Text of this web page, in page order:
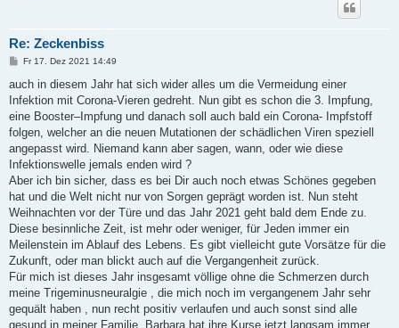
Re: Zeckenbiss
B
i
r
a
Fr 17. Dez 2021 14:49
auch in diesem Jahr hat sich wider alles um die Vermeidung einer
Infektion mit Corona-Vieren gedreht. Nun gibt es schon die 3. Impfung,
eine Booster–Impfung und danach soll auch bald ein Corona- Impfstoff
folgen, welcher an die neuen Mutationen der schädlichen Viren speziell
angepasst wird. Niemand kann aber sagen, wann, oder wie diese
Infektionswelle jemals enden wird ?
Aber ich bin sicher, dass es bei Dir auch noch etwas Schönes gegeben
hat und die Welt nicht nur von Sorgen geprägt worden ist. Nun steht
Weihnachten vor der Türe und das Jahr 2021 geht bald dem Ende zu.
Diese besinnliche Zeit, ist mehr oder weniger, für Jeden immer ein
Meilenstein im Ablauf des Lebens. Es gibt vielleicht gute Vorsätze für die
Zukunft, oder man blickt auch auf die Vergangenheit zurück.
Für mich ist dieses Jahr insgesamt völlige ohne die Schmerzen durch
meine Trigeminusneuralgie , die mich noch im vergangenem Jahr sehr
gequält haben , nun recht positiv verlaufen und auch sonst sind alle
gesund in meiner Familie. Barbara hat ihre Kurse jetzt langsam immer